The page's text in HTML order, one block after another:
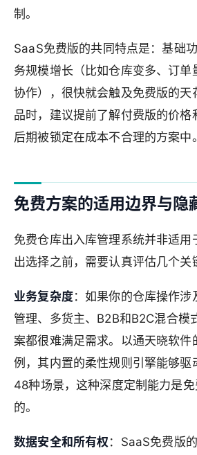
制。
SaaS免费版的共同特点是：基础
务规模增长（比如仓库变多、订单
协作），很快就会触及免费版的天
品时，建议提前了解付费版的价格
后期被锁定在成本不合理的方案中。
免费方案的适用边界与隐
免费仓库出入库管理系统并非适用
出选择之前，需要认真评估几个关
业务复杂度：如果你的仓库操作涉
管理、多货主、B2B和B2C混合模
案都很难满足需求。以通天晓软件
例，其内置的柔性规则引擎能够驱
48种场景，这种深度定制能力是
的。
数据安全和所有权 ：SaaS免费版